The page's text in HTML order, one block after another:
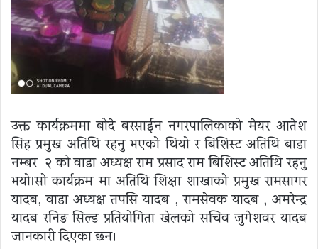
उक्त कार्यक्रममा बोदे बरसाईन नगरपालिकाको मेयर आतेश
सिह प्रमुख अतिथि रहनु भएको थियो र बिशिस्ट अतिथि बाडा
नम्बर-२ को वाडा अध्यक्ष राम प्रसाद राम बिशिस्ट अतिथि रहनु
भयो।सो कार्यक्रम मा अतिथि शिक्षा शाखाको प्रमुख रामसागर
यादब, वाडा अध्यक्ष तपसि यादब , रामसेवक यादब , अमरेन्द्र
यादब रनिङ सिल्ड प्रतियोगिता खेलको सचिव जुगेशवर यादब
जानकारी दिएका छन।